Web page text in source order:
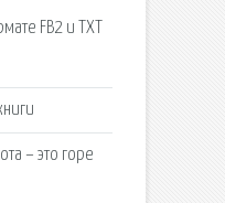
FB2 и TXT
– это горе